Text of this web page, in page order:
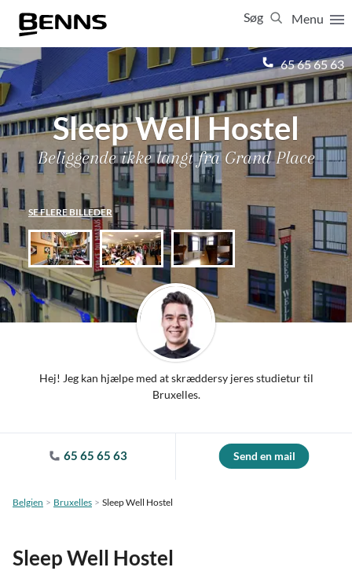
Menu
Søg
65 65 65 63
Sleep Well Hostel
Beliggende ikke langt fra Grand Place
SE FLERE BILLEDER
Hej! Jeg kan hjælpe med at skræddersy jeres studietur til
Bruxelles.
65 65 65 63 Send en mail
Belgien Bruxelles Sleep Well Hostel
Sleep Well Hostel
Luk
Vis resultater for: Alle
Ferierejser
Firma- og temarejser
Studierejser